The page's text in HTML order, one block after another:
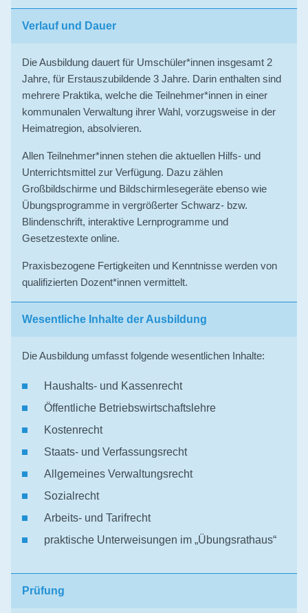
Verlauf und Dauer
Die Ausbildung dauert für Umschüler*innen insgesamt 2
Jahre, für Erstauszubildende 3 Jahre. Darin enthalten sind
mehrere Praktika, welche die Teilnehmer*innen in einer
kommunalen Verwaltung ihrer Wahl, vorzugsweise in der
Heimatregion, absolvieren.
Allen Teilnehmer*innen stehen die aktuellen Hilfs- und
Unterrichtsmittel zur Verfügung. Dazu zählen
Großbildschirme und Bildschirmlesegeräte ebenso wie
Übungsprogramme in vergrößerter Schwarz- bzw.
Blindenschrift, interaktive Lernprogramme und
Gesetzestexte online.
Praxisbezogene Fertigkeiten und Kenntnisse werden von
qualifizierten Dozent*innen vermittelt.
Wesentliche Inhalte der Ausbildung
Die Ausbildung umfasst folgende wesentlichen Inhalte:
Haushalts- und Kassenrecht
Öffentliche Betriebswirtschaftslehre
Kostenrecht
Staats- und Verfassungsrecht
Allgemeines Verwaltungsrecht
Sozialrecht
Arbeits- und Tarifrecht
praktische Unterweisungen im „Übungsrathaus“
Prüfung